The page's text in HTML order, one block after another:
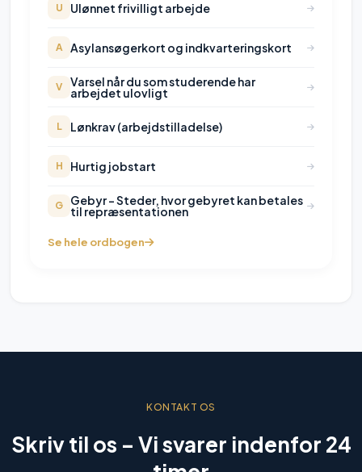
U Ulønnet frivilligt arbejde
A Asylansøgerkort og indkvarteringskort
V Varsel når du som studerende har
arbejdet ulovligt
L Lønkrav (arbejdstilladelse)
H Hurtig jobstart
G Gebyr - Steder, hvor gebyret kan betales
til repræsentationen
Se hele ordbogen
KONTAKT OS
Skriv til os – Vi svarer indenfor 24